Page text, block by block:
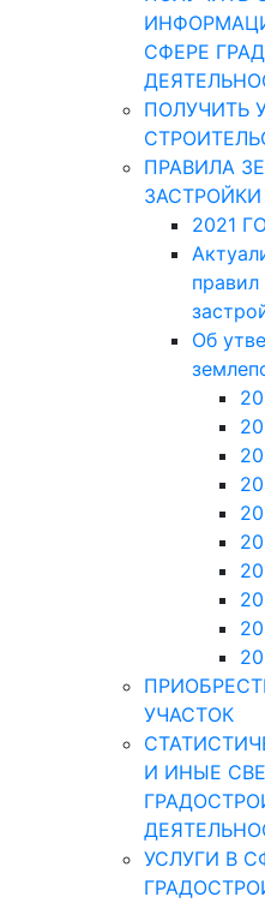
СФЕРЕ
ПОЛУЧИТЬ
ПРАВИЛА
ЗАСТРОЙКИ
2021
правил
Об
УЧАСТОК
И ИНЫЕ
УСЛУГИ В